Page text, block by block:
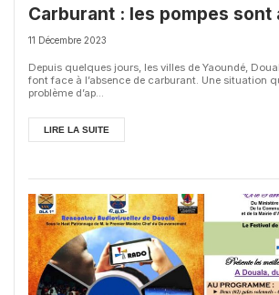
Carburant : les pompes sont
11 Décembre 2023
Depuis quelques jours, les villes de Yaoundé,
font face à l’absence de carburant. Une situation
problème d’ap...
LIRE LA SUITE